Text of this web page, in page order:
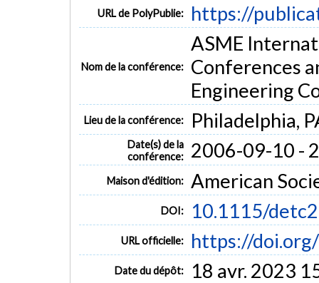
URL de PolyPublie: https://
Nom de la conférence:
ASME
Conferences
Engineering
Lieu de la conférence: Philadelphia,
Date(s) de la
conférence:
2006-09-10 -
Maison d'édition: American
DOI: 10.1115/
URL officielle: https://
Date du dépôt: 18 avr. 2023